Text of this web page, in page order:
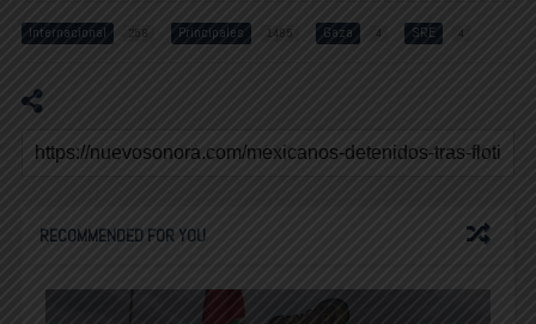
Internacional 258 Principales 1485 Gaza 4 SRE 4
RECOMMENDED FOR YOU